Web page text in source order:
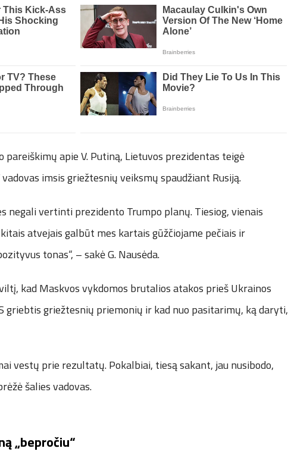
pareiškimų apie V. Putiną, Lietuvos prezidentas teigė
imsis griežtesnių veiksmų spaudžiant Rusiją.
negali vertinti prezidento Trumpo planų. Tiesiog, vienais
atvejais galbūt mes kartais gūžčiojame pečiais ir
tonas“, – sakė G. Nausėda.
kad Maskvos vykdomos brutalios atakos prieš Ukrainos
griebtis griežtesnių priemonių ir kad nuo pasitarimų, ką daryti,
vestų prie rezultatų. Pokalbiai, tiesą sakant, jau nusibodo,
šalies vadovas.
„bepročiu“